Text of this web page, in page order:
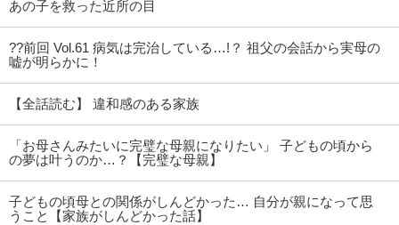
あの子を救った近所の目
??前回 Vol.61 病気は完治している…!？ 祖父の会話から実母の
嘘が明らかに！
【全話読む】 違和感のある家族
「お母さんみたいに完璧な母親になりたい」 子どもの頃から
の夢は叶うのか…？【完璧な母親】
子どもの頃母との関係がしんどかった… 自分が親になって思
うこと【家族がしんどかった話】